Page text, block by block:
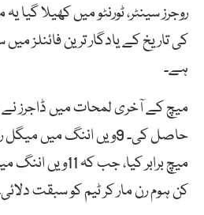
روجرز سینٹر، ٹورنٹو میں کھیلا گیا
کی تاریخ کے یادگار ترین فائنلز میں
ہے۔
میچ کے آخری لمحات میں ڈاجرز نے
حاصل کی۔ 9ویں اننگ
میچ برابر کیا،
کن ہوم رن مار کر ٹیم کو سبقت